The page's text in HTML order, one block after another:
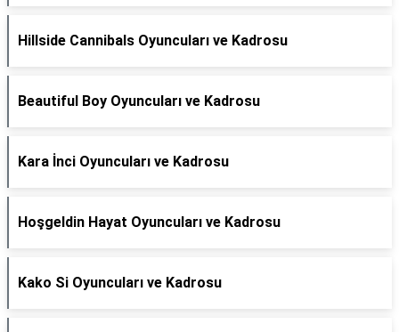
Hillside Cannibals Oyuncuları ve Kadrosu
Beautiful Boy Oyuncuları ve Kadrosu
Kara İnci Oyuncuları ve Kadrosu
Hoşgeldin Hayat Oyuncuları ve Kadrosu
Kako Si Oyuncuları ve Kadrosu